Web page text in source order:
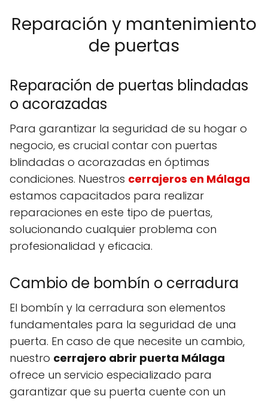
Reparación y mantenimiento
de puertas
Reparación de puertas blindadas
o acorazadas
Para garantizar la seguridad de su hogar o
negocio, es crucial contar con puertas
blindadas o acorazadas en óptimas
condiciones. Nuestros cerrajeros en Málaga
estamos capacitados para realizar
reparaciones en este tipo de puertas,
solucionando cualquier problema con
profesionalidad y eficacia.
Cambio de bombín o cerradura
El bombín y la cerradura son elementos
fundamentales para la seguridad de una
puerta. En caso de que necesite un cambio,
nuestro cerrajero abrir puerta Málaga
ofrece un servicio especializado para
garantizar que su puerta cuente con un